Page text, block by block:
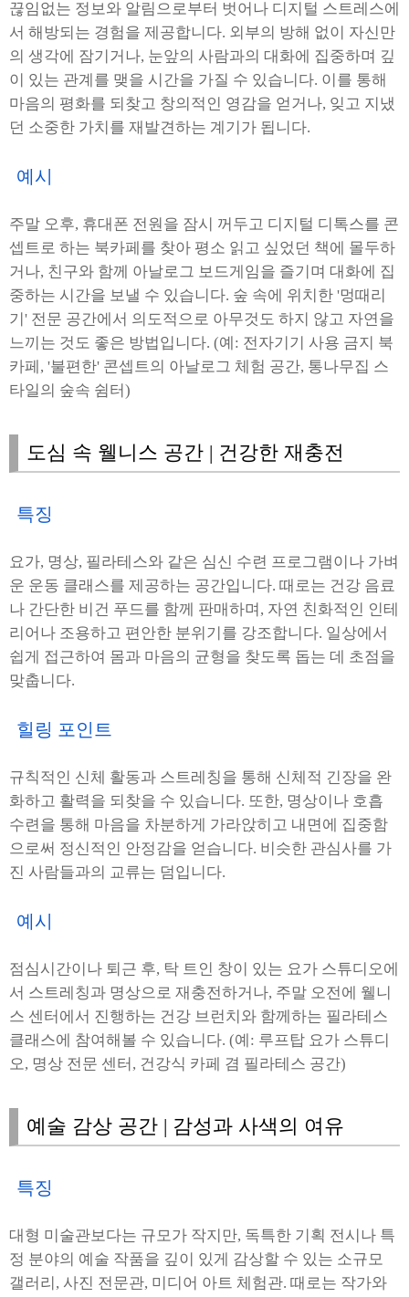
끊임없는 정보와 알림으로부터 벗어나 디지털 스트레스에
서 해방되는 경험을 제공합니다. 외부의 방해 없이 자신만
의 생각에 잠기거나, 눈앞의 사람과의 대화에 집중하며 깊
이 있는 관계를 맺을 시간을 가질 수 있습니다. 이를 통해
마음의 평화를 되찾고 창의적인 영감을 얻거나, 잊고 지냈
던 소중한 가치를 재발견하는 계기가 됩니다.
예시
주말 오후, 휴대폰 전원을 잠시 꺼두고 디지털 디톡스를 콘
셉트로 하는 북카페를 찾아 평소 읽고 싶었던 책에 몰두하
거나, 친구와 함께 아날로그 보드게임을 즐기며 대화에 집
중하는 시간을 보낼 수 있습니다. 숲 속에 위치한 '멍때리
기' 전문 공간에서 의도적으로 아무것도 하지 않고 자연을
느끼는 것도 좋은 방법입니다. (예: 전자기기 사용 금지 북
카페, '불편한' 콘셉트의 아날로그 체험 공간, 통나무집 스
타일의 숲속 쉼터)
도심 속 웰니스 공간 | 건강한 재충전
특징
요가, 명상, 필라테스와 같은 심신 수련 프로그램이나 가벼
운 운동 클래스를 제공하는 공간입니다. 때로는 건강 음료
나 간단한 비건 푸드를 함께 판매하며, 자연 친화적인 인테
리어나 조용하고 편안한 분위기를 강조합니다. 일상에서
쉽게 접근하여 몸과 마음의 균형을 찾도록 돕는 데 초점을
맞춥니다.
힐링 포인트
규칙적인 신체 활동과 스트레칭을 통해 신체적 긴장을 완
화하고 활력을 되찾을 수 있습니다. 또한, 명상이나 호흡
수련을 통해 마음을 차분하게 가라앉히고 내면에 집중함
으로써 정신적인 안정감을 얻습니다. 비슷한 관심사를 가
진 사람들과의 교류는 덤입니다.
예시
점심시간이나 퇴근 후, 탁 트인 창이 있는 요가 스튜디오에
서 스트레칭과 명상으로 재충전하거나, 주말 오전에 웰니
스 센터에서 진행하는 건강 브런치와 함께하는 필라테스
클래스에 참여해볼 수 있습니다. (예: 루프탑 요가 스튜디
오, 명상 전문 센터, 건강식 카페 겸 필라테스 공간)
예술 감상 공간 | 감성과 사색의 여유
특징
대형 미술관보다는 규모가 작지만, 독특한 기획 전시나 특
정 분야의 예술 작품을 깊이 있게 감상할 수 있는 소규모
갤러리, 사진 전문관, 미디어 아트 체험관. 때로는 작가와